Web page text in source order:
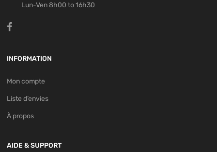
Lun-Ven 8h00 to 16h30
INFORMATION
Mon compte
Liste d’envies
À propos
AIDE & SUPPORT